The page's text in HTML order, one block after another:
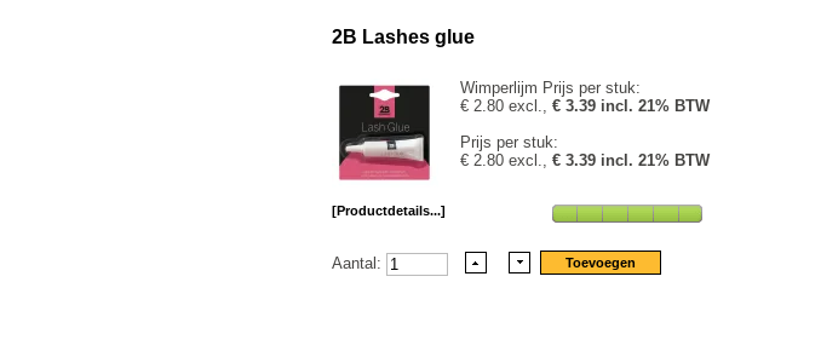
2B Lashes glue
Wimperlijm Prijs per stuk:
€ 2.80 excl., € 3.39 incl. 21% BTW
Prijs per stuk:
€ 2.80 excl., € 3.39 incl. 21% BTW
[Productdetails...]
Aantal: